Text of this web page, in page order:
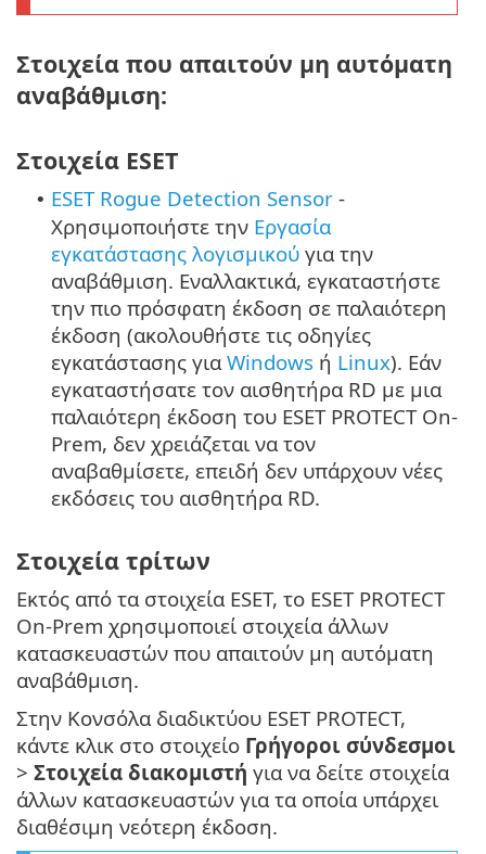
Στοιχεία που απαιτούν μη αυτόματη
αναβάθμιση:
Στοιχεία ESET
• ESET Rogue Detection Sensor -
Χρησιμοποιήστε την Εργασία
εγκατάστασης λογισμικού για την
αναβάθμιση. Εναλλακτικά, εγκαταστήστε
την πιο πρόσφατη έκδοση σε παλαιότερη
έκδοση (ακολουθήστε τις οδηγίες
εγκατάστασης για Windows ή Linux). Εάν
εγκαταστήσατε τον αισθητήρα RD με μια
παλαιότερη έκδοση του ESET PROTECT On-
Prem, δεν χρειάζεται να τον
αναβαθμίσετε, επειδή δεν υπάρχουν νέες
εκδόσεις του αισθητήρα RD.
Στοιχεία τρίτων
Εκτός από τα στοιχεία ESET, το ESET PROTECT
On-Prem χρησιμοποιεί στοιχεία άλλων
κατασκευαστών που απαιτούν μη αυτόματη
αναβάθμιση.
Στην Κονσόλα διαδικτύου ESET PROTECT,
κάντε κλικ στο στοιχείο Γρήγοροι σύνδεσμοι
> Στοιχεία διακομιστή για να δείτε στοιχεία
άλλων κατασκευαστών για τα οποία υπάρχει
διαθέσιμη νεότερη έκδοση.